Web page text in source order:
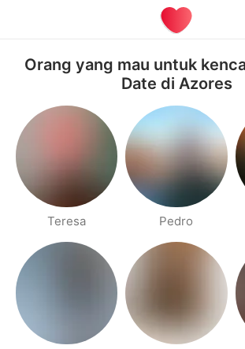
Orang yang mau untuk
Date di Azores
Teresa Pedro